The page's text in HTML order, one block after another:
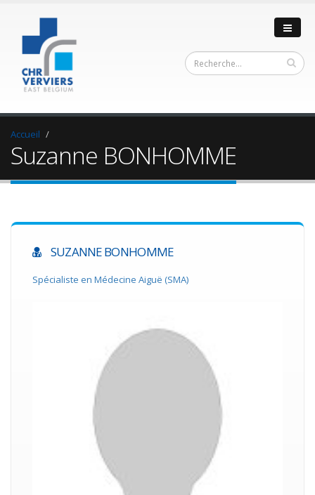
Accueil
Suzanne BONHOMME
SUZANNE BONHOMME
Spécialiste en Médecine Aiguë (SMA)